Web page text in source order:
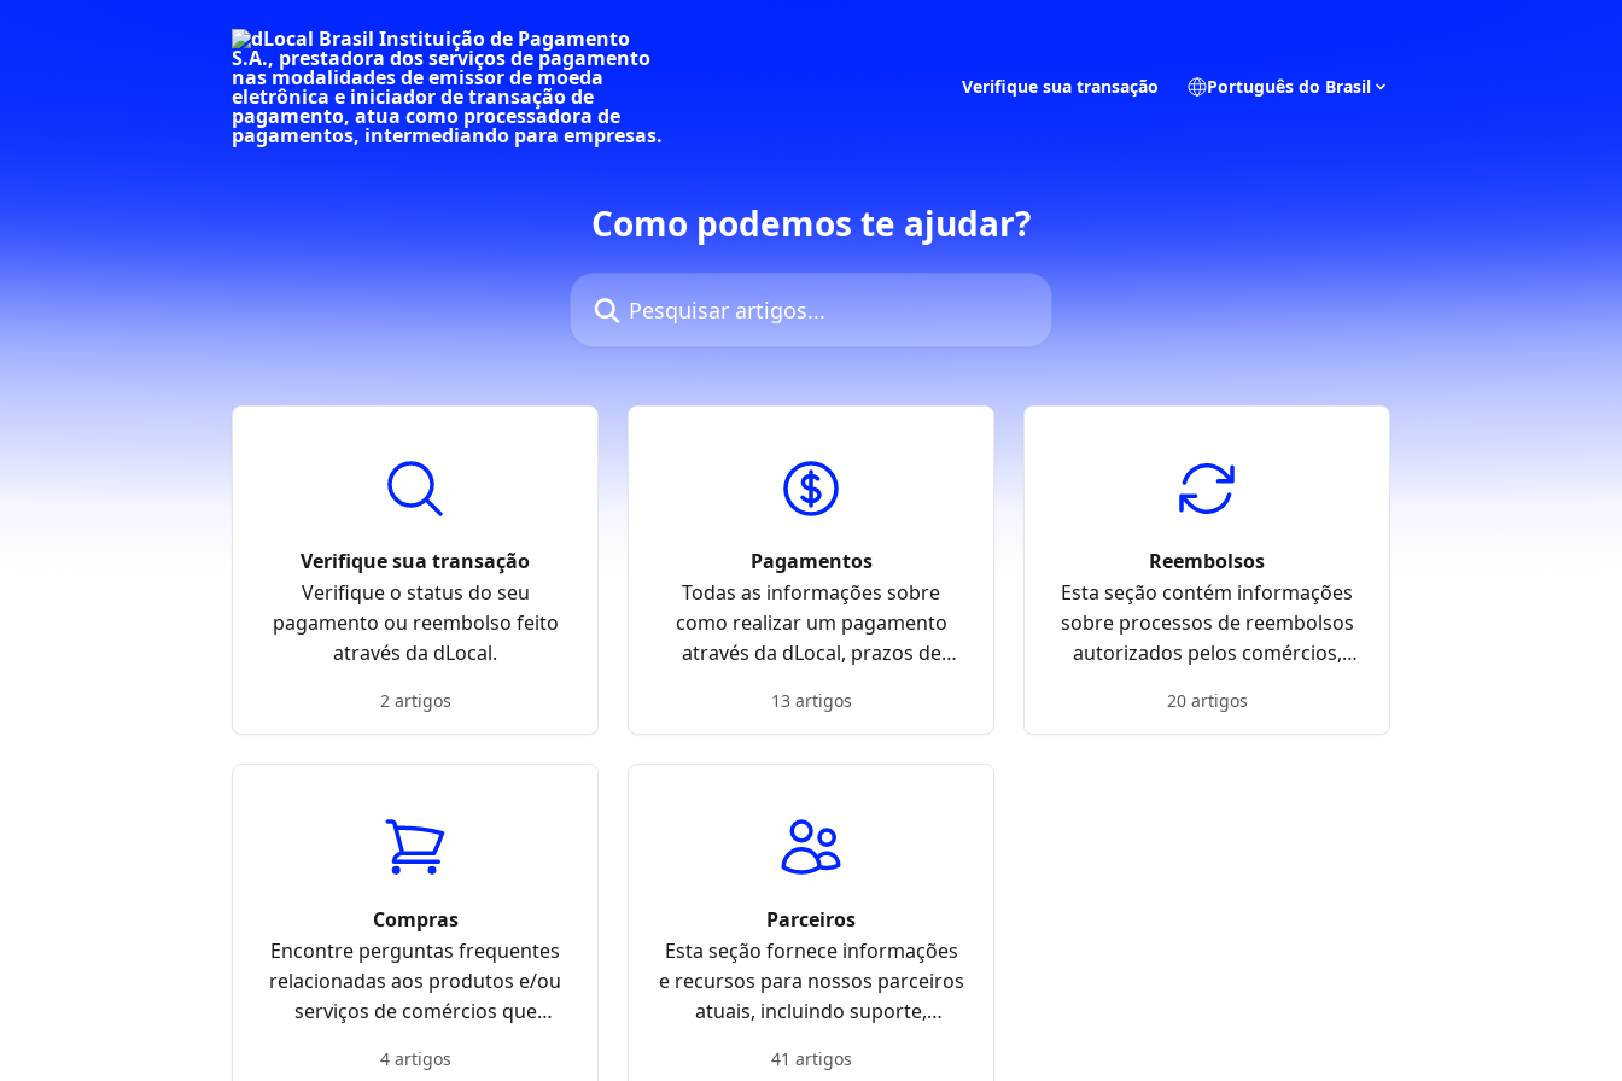
Verifique sua transação Português do Brasil
Como podemos te ajudar?
Pesquisar artigos...
Verifique sua transação
Verifique o status do seu
pagamento ou reembolso feito
através da dLocal.
2 artigos
Pagamentos
Todas as informações sobre
como realizar um pagamento
através da dLocal, prazos de
você teve um inconveniente com
o seu pagamento.
13 artigos
Reembolsos
Esta seção contém informações
sobre processos de reembolsos
autorizados pelos comércios,
cancelamentos e mais.
20 artigos
Compras
Encontre perguntas frequentes
relacionadas aos produtos e/ou
serviços de comércios que
da dLocal.
4 artigos
Parceiros
Esta seção fornece informações
e recursos para nossos parceiros
atuais, incluindo suporte,
ajudar a gerenciar e otimizar sua
41 artigos